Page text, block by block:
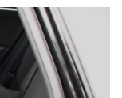
gestiti in
mezzo
in base a i
avere queste